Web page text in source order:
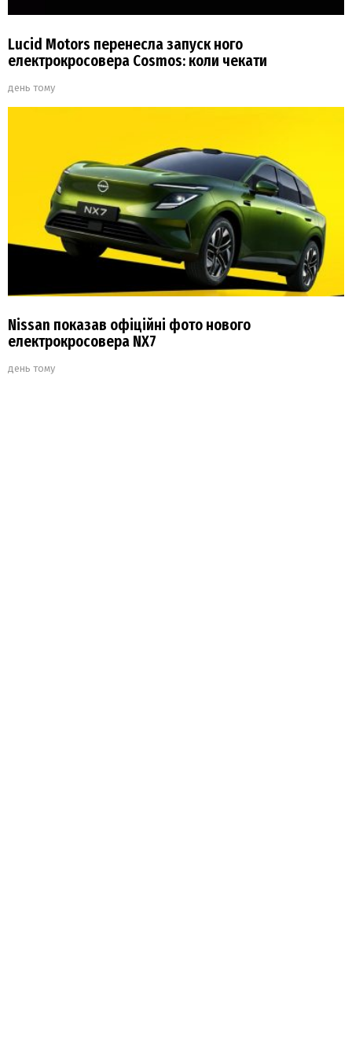
Lucid Motors перенесла запуск ного
електрокросовера Cosmos: коли чекати
день тому
Nissan показав офіційні фото нового
електрокросовера NX7
день тому